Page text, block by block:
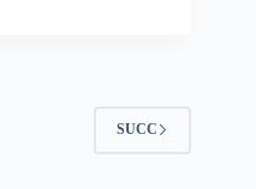
SUCC